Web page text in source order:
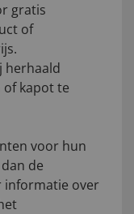
gratis
of
herhaald
of kapot te
voor hun
de
informatie over